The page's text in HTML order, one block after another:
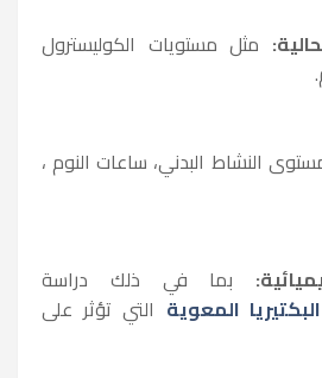
مثل مستويات الكوليسترول
النشاط البدني، ساعات النوم ،
بما في ذلك دراسة
المعوية التي تؤثر على